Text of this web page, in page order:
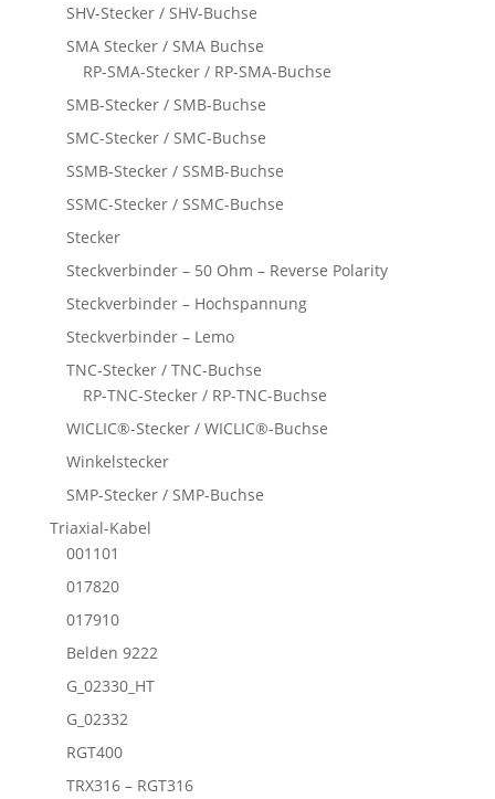
SHV-Stecker / SHV-Buchse
SMA Stecker / SMA Buchse
RP-SMA-Stecker / RP-SMA-Buchse
SMB-Stecker / SMB-Buchse
SMC-Stecker / SMC-Buchse
SSMB-Stecker / SSMB-Buchse
SSMC-Stecker / SSMC-Buchse
Stecker
Steckverbinder – 50 Ohm – Reverse Polarity
Steckverbinder – Hochspannung
Steckverbinder – Lemo
TNC-Stecker / TNC-Buchse
RP-TNC-Stecker / RP-TNC-Buchse
WICLIC®-Stecker / WICLIC®-Buchse
Winkelstecker
SMP-Stecker / SMP-Buchse
Triaxial-Kabel
001101
017820
017910
Belden 9222
G_02330_HT
G_02332
RGT400
TRX316 – RGT316